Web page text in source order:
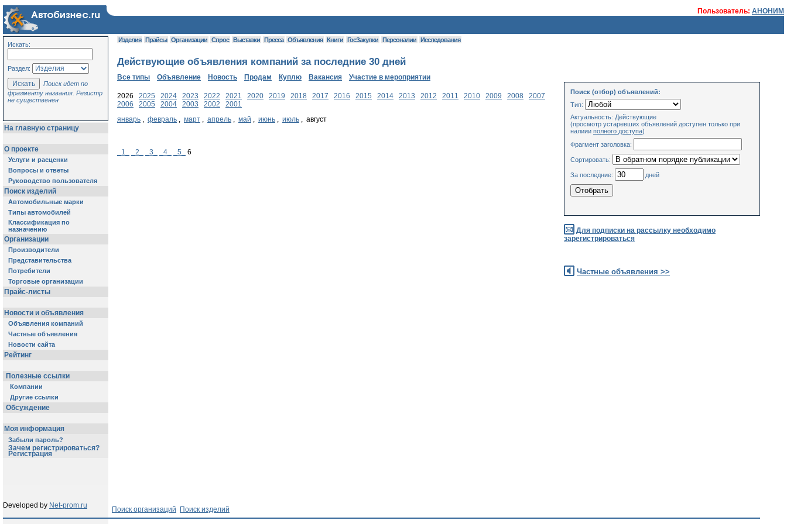
Пользователь: АНОНИМ
Искать:
Раздел:
Поиск идет по
фрагменту названия. Регистр
не существенен
На главную страницу
О проекте
Услуги и расценки
Вопросы и ответы
Руководство пользователя
Поиск изделий
Автомобильные марки
Типы автомобилей
Классификация по
назначению
Организации
Производители
Представительства
Потребители
Торговые организации
Прайс-листы
Новости и объявления
Объявления компаний
Частные объявления
Новости сайта
Рейтинг
Полезные ссылки
Компании
Другие ссылки
Обсуждение
Моя информация
Забыли пароль?
Зачем регистрироваться?
Регистрация
Изделия Прайсы Организации Спрос Выставки Пресса Объявления Книги ГосЗакупки Персоналии Исследования
Действующие объявления компаний за последние 30 дней
Все типы Объявление Новость Продам Куплю Вакансия Участие в мероприятии
2026 2025 2024 2023 2022 2021 2020 2019 2018 2017 2016 2015 2014 2013 2012 2011 2010 2009 2008
2007
2006
2005 2004 2003 2002
2001
январь , февраль , март , апрель , май , июнь , июль , август
_1_ _2_ _3_ _4_ _5_ 6
Поиск (отбор) объявлений:
Тип:
Актуальность: Действующие
(просмотр устаревших объявлений доступен только при
налиии полного доступа)
Фрагмент заголовка:
Сортировать:
За последние: дней
Для подписки на рассылку необходимо
зарегистрироваться
Частные объявления >>
Developed by Net-prom.ru Поиск организаций Поиск изделий